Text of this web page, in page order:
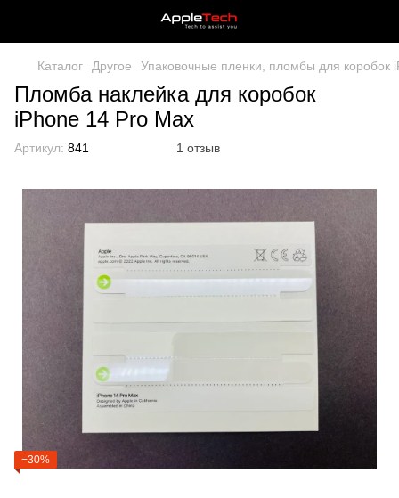
Каталог Другое Упаковочные пленки, пломбы для коробок
Пломба наклейка для коробок
iPhone 14 Pro Max
Артикул: 841 1 отзыв
−30%